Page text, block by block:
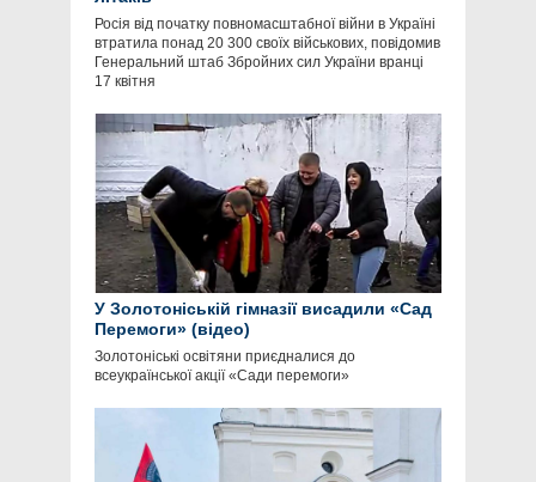
Росія від початку повномасштабної війни в Україні
втратила понад 20 300 своїх військових, повідомив
Генеральний штаб Збройних сил України вранці
17 квітня
У Золотоніській гімназії висадили «Сад
Перемоги» (відео)
Золотоніські освітяни приєдналися до
всеукраїнської акції «Сади перемоги»